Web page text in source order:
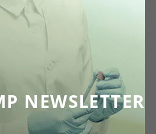
NEWSLETTER